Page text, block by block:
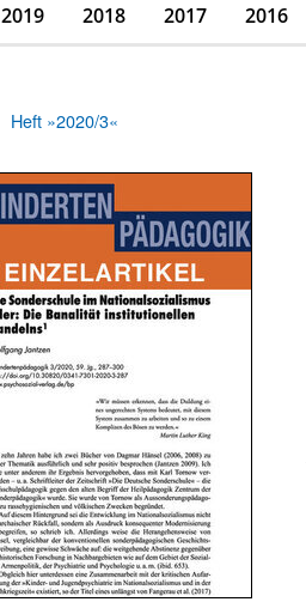
2019 2018 2017 2016
Heft »2020/3«